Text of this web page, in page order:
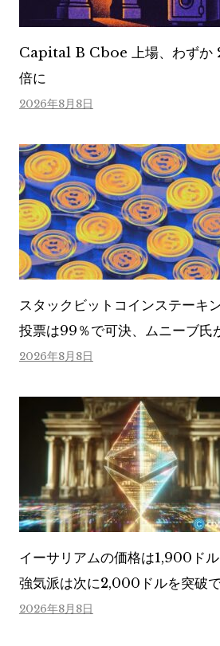
Capital B Cboe 上場、わずか
倍に
2026年8月8日
スタックビットコインステーキ
投票は99％で可決、ムニーブ氏
2026年8月8日
イーサリアムの価格は1,900ドル
強気派は次に2,000ドルを突破
2026年8月8日